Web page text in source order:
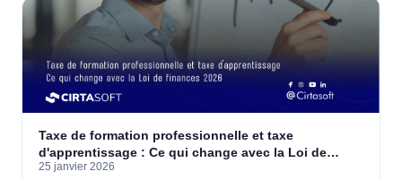
Taxe de formation professionnelle et taxe
d'apprentissage : Ce qui change avec la Loi de
finances 2026
25 janvier 2026